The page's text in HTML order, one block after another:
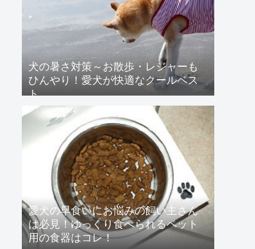
犬の暑さ対策～お散歩・レジャーも
ひんやり！愛犬が快適なクールベス
ト
愛犬の早食いにお悩みの飼い主さん
は必見！ゆっくり食べられるペット
用の食器はコレ！